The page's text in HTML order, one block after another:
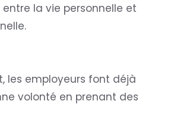
entre la vie personnelle et
les employeurs font déjà
volonté en prenant des